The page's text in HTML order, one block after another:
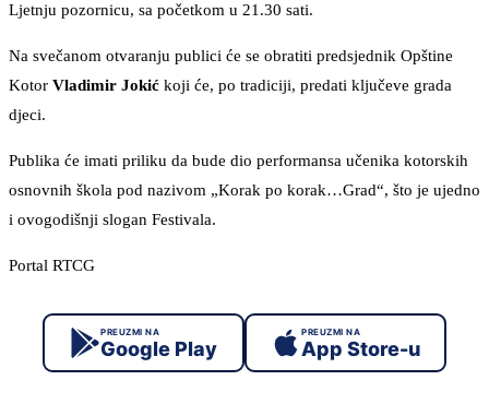
Ljetnju pozornicu, sa početkom u 21.30 sati.
Na svečanom otvaranju publici će se obratiti predsjednik Opštine
Kotor Vladimir Jokić koji će, po tradiciji, predati ključeve grada
djeci.
Publika će imati priliku da bude dio performansa učenika kotorskih
osnovnih škola pod nazivom „Korak po korak…Grad“, što je ujedno
i ovogodišnji slogan Festivala.
Portal RTCG
PREUZMI NA
Google Play
PREUZMI NA
App Store-u